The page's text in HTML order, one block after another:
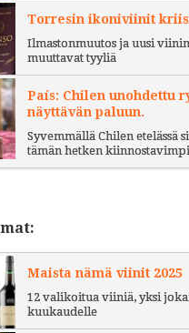
Torresin ikoniviinit
Ilmastonmuutos ja uusi
muuttavat tyyliä
País: Chilen unohdettu
näyttävän paluun.
Syvemmällä Chilen etelässä
tämän hetken
Maista nämä viinit 2025
12 valikoitua viiniä, yksi
kuukaudelle